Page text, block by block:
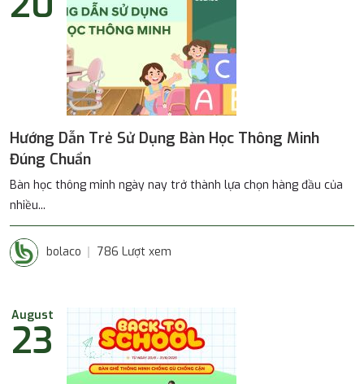
Hướng Dẫn Trẻ Sử Dụng Bàn Học Thông Minh
Đúng Chuẩn
Bàn học thông minh ngày nay trở thành lựa chọn hàng đầu của
nhiều...
bolaco 786 Lượt xem
August
23